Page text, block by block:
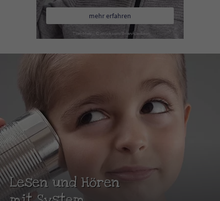
mehr erfahren
Lesen und Hören